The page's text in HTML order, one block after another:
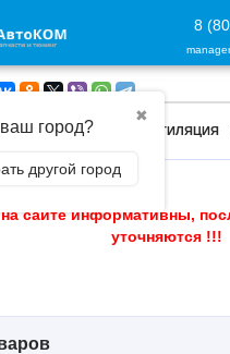
8
✖
город?
другой город
ТЮНИНГ ВЕНТИЛЯЦИЯ
сайте информативны,
уточняются !!!